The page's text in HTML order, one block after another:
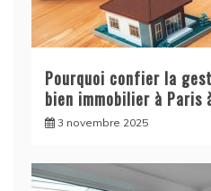
Pourquoi confier la
bien immobilier à Paris
3 novembre 2025